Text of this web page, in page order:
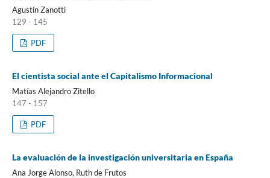
Agustín Zanotti
129 - 145
PDF
El cientista social ante el Capitalismo Informacional
Matías Alejandro Zitello
147 - 157
PDF
La evaluación de la investigación universitaria en España
Ana Jorge Alonso, Ruth de Frutos